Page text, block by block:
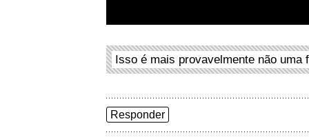
Isso é mais provavelmente não uma
Responder